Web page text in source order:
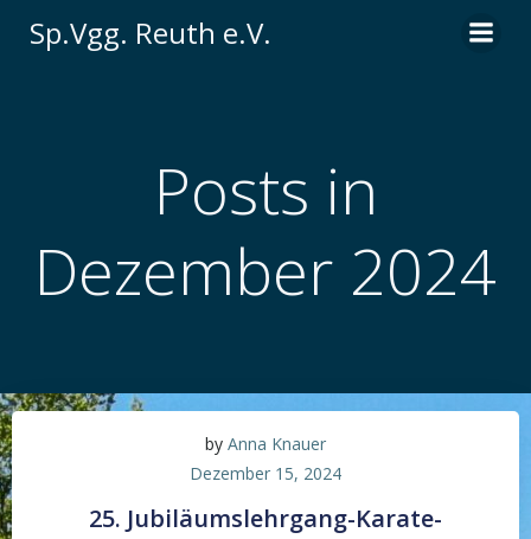
Inhalt
Sp.Vgg. Reuth e.V.
Posts in
Dezember 2024
by Anna Knauer
Dezember 15, 2024
25. Jubiläumslehrgang-Karate-